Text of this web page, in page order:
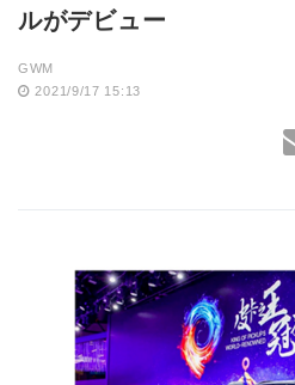
ルがデビュー
GWM
2021/9/17 15:13